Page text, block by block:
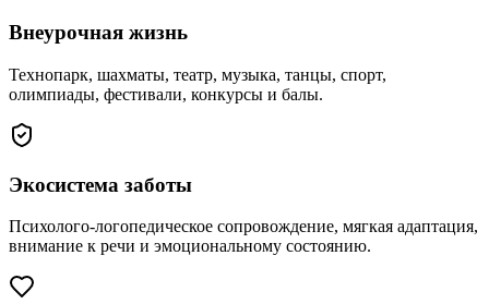
Внеурочная жизнь
Технопарк, шахматы, театр, музыка, танцы, спорт,
олимпиады, фестивали, конкурсы и балы.
Экосистема заботы
Психолого-логопедическое сопровождение, мягкая адаптация,
внимание к речи и эмоциональному состоянию.